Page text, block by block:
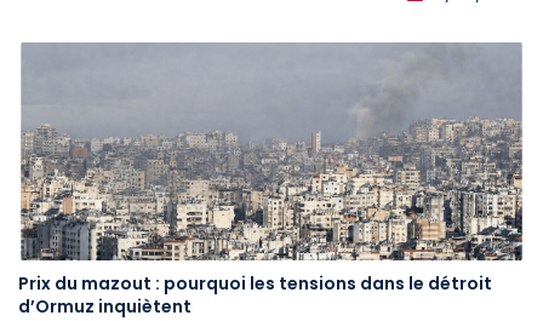
Prix du mazout : pourquoi les tensions dans le détroit
d’Ormuz inquiètent